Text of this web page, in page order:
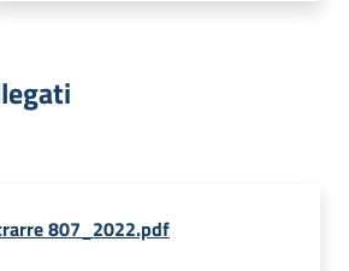
807_2022.pdf